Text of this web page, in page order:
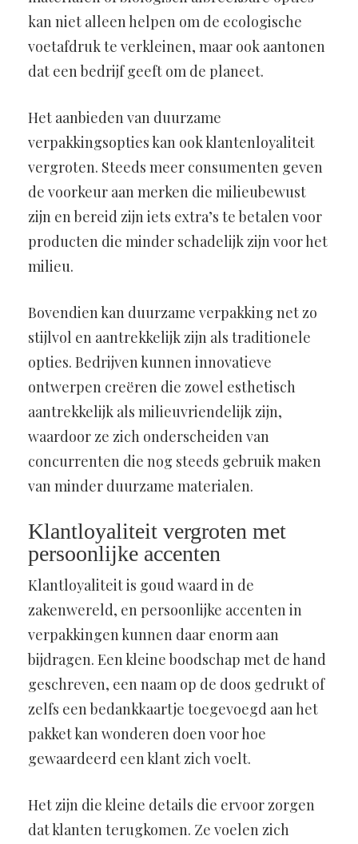
kan niet alleen helpen om de ecologische
voetafdruk te verkleinen, maar ook aantonen
dat een bedrijf geeft om de planeet.
Het aanbieden van duurzame
verpakkingsopties kan ook klantenloyaliteit
vergroten. Steeds meer consumenten geven
de voorkeur aan merken die milieubewust
zijn en bereid zijn iets extra’s te betalen voor
producten die minder schadelijk zijn voor het
milieu.
Bovendien kan duurzame verpakking net zo
stijlvol en aantrekkelijk zijn als traditionele
opties. Bedrijven kunnen innovatieve
ontwerpen creëren die zowel esthetisch
aantrekkelijk als milieuvriendelijk zijn,
waardoor ze zich onderscheiden van
concurrenten die nog steeds gebruik maken
van minder duurzame materialen.
Klantloyaliteit vergroten met
persoonlijke accenten
Klantloyaliteit is goud waard in de
zakenwereld, en persoonlijke accenten in
verpakkingen kunnen daar enorm aan
bijdragen. Een kleine boodschap met de hand
geschreven, een naam op de doos gedrukt of
zelfs een bedankkaartje toegevoegd aan het
pakket kan wonderen doen voor hoe
gewaardeerd een klant zich voelt.
Het zijn die kleine details die ervoor zorgen
dat klanten terugkomen. Ze voelen zich